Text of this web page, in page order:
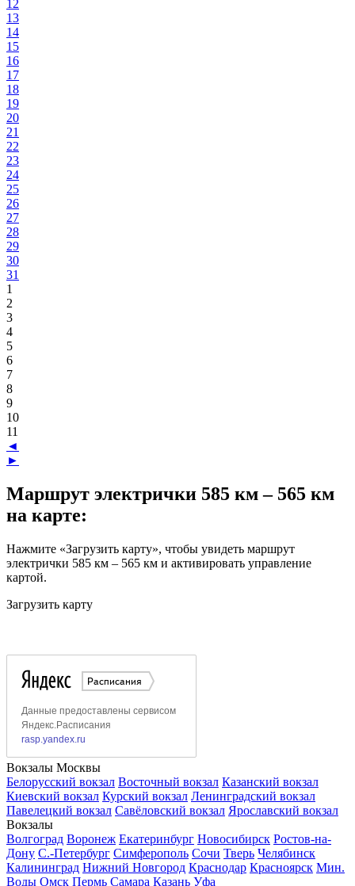
12
13
14
15
16
17
18
19
20
21
22
23
24
25
26
27
28
29
30
31
1
2
3
4
5
6
7
8
9
10
11
◄
►
Маршрут электрички 585 км – 565 км
на карте:
Нажмите «Загрузить карту», чтобы увидеть маршрут
электрички 585 км – 565 км и активировать управление
картой.
Загрузить карту
Вокзалы Москвы
Белорусский вокзал Восточный вокзал Казанский вокзал
Киевский вокзал Курский вокзал Ленинградский вокзал
Павелецкий вокзал Савёловский вокзал Ярославский вокзал
Вокзалы
Волгоград Воронеж Екатеринбург Новосибирск Ростов-на-
Дону С.-Петербург Симферополь Сочи Тверь Челябинск
Калининград Нижний Новгород Краснодар Красноярск Мин.
Воды Омск Пермь Самара Казань Уфа